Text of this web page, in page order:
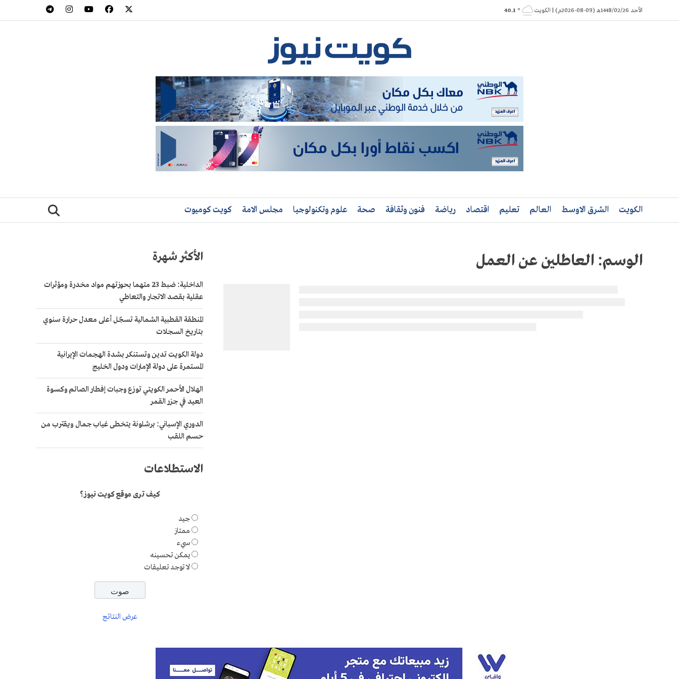
to
الأحد 1448/02/26هـ (09-08-2026م) | الكويت ° 40.1
الكويت الشرق الاوسط العالم تعليم اقتصاد رياضة فنون وثقافة صحة علوم وتكنولوجيا مجلس الامة كويت كوميوت
الوسم: العاطلين عن العمل الأكثر شهرة
الداخلية: ضبط 23 متهما بحوزتهم مواد مخدرة ومؤثرات
عقلية بقصد الاتجار والتعاطي
المنطقة القطبية الشمالية تسجّل أعلى معدل حرارة سنوي
بتاريخ السجلات
دولة الكويت تدين وتستنكر بشدة الهجمات الإيرانية
المستمرة على دولة الإمارات ودول الخليج
الهلال الأحمر الكويتي توزع وجبات إفطار الصائم وكسوة
العيد في جزر القمر
الدوري الإسباني: برشلونة يتخطى غياب جمال ويقترب من
حسم اللقب
الاستطلاعات
كيف ترى موقع كويت نيوز؟
جيد
ممتاز
سيء
يمكن تحسينه
لا توجد تعليقات
عرض النتائج